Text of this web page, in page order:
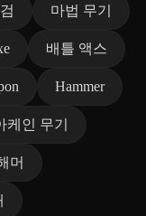
검 마법 무기
배틀 액스
Hammer
케인 무기
머